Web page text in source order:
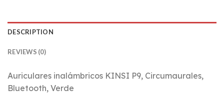
DESCRIPTION
REVIEWS (0)
Auriculares inalámbricos KINSI P9, Circumaurales,
Bluetooth, Verde